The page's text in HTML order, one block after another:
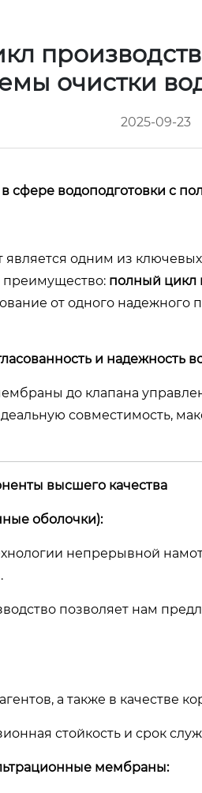
очистки
2025-09-23
сфере водоподготовки с
является одним из
преимущество: полный цикл
от одного надежного
и надежность
до клапана
совместимость,
высшего качества
оболочки):
непрерывной
позволяет нам
а также в качестве
стойкость и срок
мембраны: